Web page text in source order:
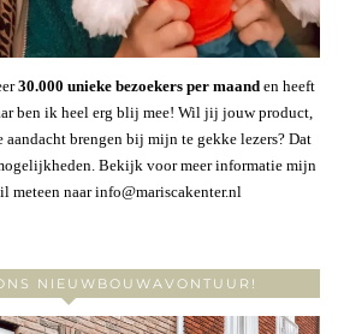
30.000 unieke bezoekers per maanden heeft
ben ik heel erg blij mee! Wil jij jouw product,
aandacht brengen bij mijn te gekke lezers? Dat
Bekijk voor meer informatie mijn
meteen naar info@mariscakenter.nl
NIEUWBOUWAVONTUUR!